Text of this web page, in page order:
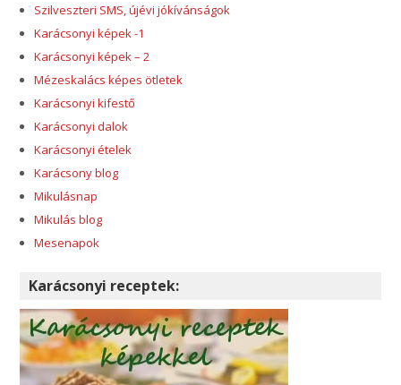
Szilveszteri SMS, újévi jókívánságok
Karácsonyi képek -1
Karácsonyi képek – 2
Mézeskalács képes ötletek
Karácsonyi kifestő
Karácsonyi dalok
Karácsonyi ételek
Karácsony blog
Mikulásnap
Mikulás blog
Mesenapok
Karácsonyi receptek: